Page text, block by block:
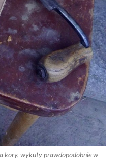
kory, wykuty prawdopodobnie w